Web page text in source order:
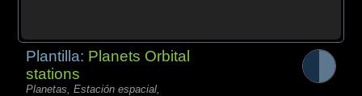
Plantilla: Planets Orbital
stations
Planetas, Estación espacial,